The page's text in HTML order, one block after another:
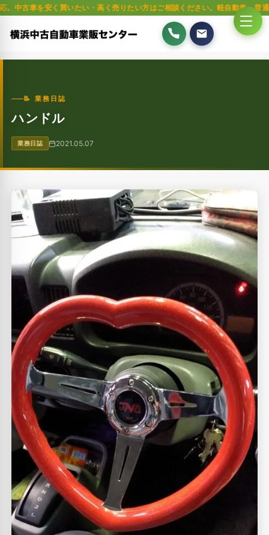
買いたい・高く売りたい方はご相談ください。軽自動車・普通車・トラッ
📝 業務日誌
ハンドル
業務日誌 2021.05.07